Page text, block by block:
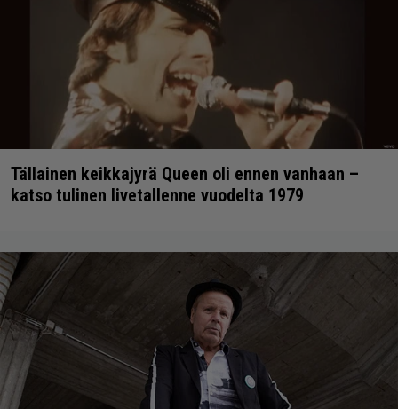
Tällainen keikkajyrä Queen oli ennen vanhaan –
katso tulinen livetallenne vuodelta 1979